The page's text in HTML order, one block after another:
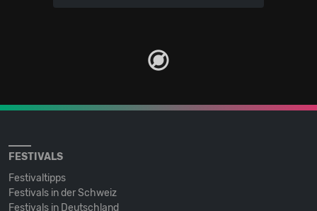
FESTIVALS
Festivaltipps
Festivals in der Schweiz
Festivals in Deutschland